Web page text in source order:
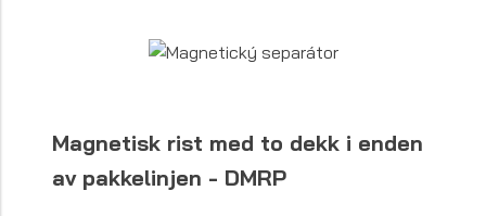
Magnetisk rist med to dekk i enden
av pakkelinjen - DMRP